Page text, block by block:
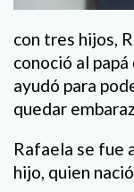
con tres hijos,
conoció al
ayudó para
quedar
Rafaela se fue
hijo, quien